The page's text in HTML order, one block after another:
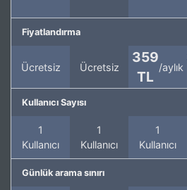
Fiyatlandırma
Ücretsiz Ücretsiz
359
TL
/aylık
Kullanıcı Sayısı
1
Kullanıcı
1
Kullanıcı
1
Kullanıcı
Günlük arama sınırı